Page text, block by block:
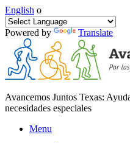
English o
Powered by Translate
Avancemos Juntos Texas:
necesidades especiales
Menu